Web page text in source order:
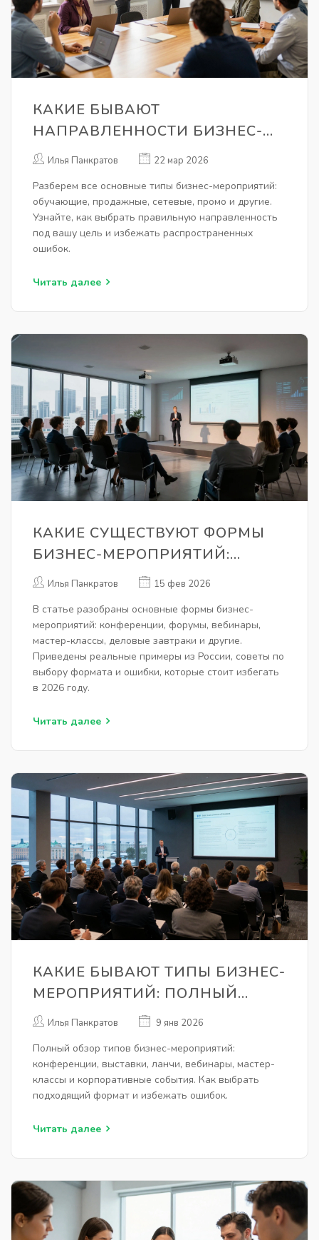
КАКИЕ БЫВАЮТ
НАПРАВЛЕННОСТИ БИЗНЕС-
МЕРОПРИЯТИЙ: ПОЛНЫЙ
Илья Панкратов 22 мар 2026
Разберем все основные типы бизнес-мероприятий:
обучающие, продажные, сетевые, промо и другие.
Узнайте, как выбрать правильную направленность
под вашу цель и избежать распространенных
ошибок.
Читать далее
КАКИЕ СУЩЕСТВУЮТ ФОРМЫ
БИЗНЕС-МЕРОПРИЯТИЙ:
ПОЛНЫЙ ОБЗОР ВИДОВ И ИХ
Илья Панкратов 15 фев 2026
В статье разобраны основные формы бизнес-
мероприятий: конференции, форумы, вебинары,
мастер-классы, деловые завтраки и другие.
Приведены реальные примеры из России, советы по
выбору формата и ошибки, которые стоит избегать
в 2026 году.
Читать далее
КАКИЕ БЫВАЮТ ТИПЫ БИЗНЕС-
МЕРОПРИЯТИЙ: ПОЛНЫЙ
ОБЗОР С ПРИМЕРАМИ
Илья Панкратов 9 янв 2026
Полный обзор типов бизнес-мероприятий:
конференции, выставки, ланчи, вебинары, мастер-
классы и корпоративные события. Как выбрать
подходящий формат и избежать ошибок.
Читать далее